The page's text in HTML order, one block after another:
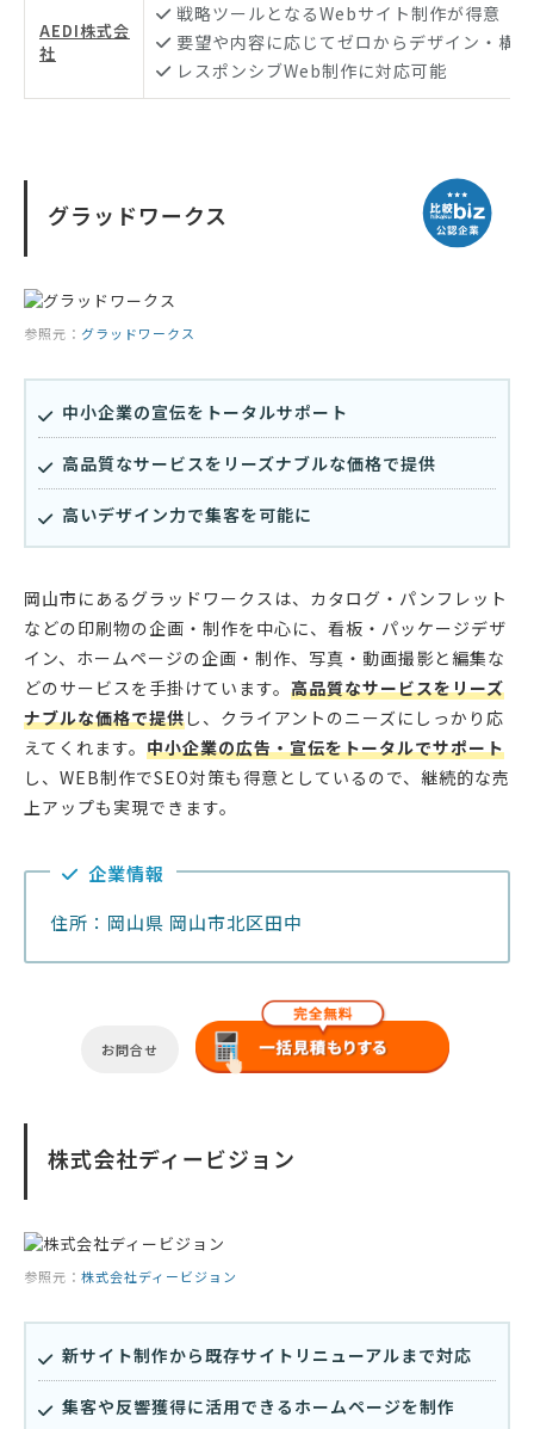
AEDI株式会
社
戦略ツールとなるWebサイト制作が得意
要望や内容に応じてゼロからデザイン・構築
レスポンシブWeb制作に対応可能
グラッドワークス
参照元： グラッドワークス
中小企業の宣伝をトータルサポート
高品質なサービスをリーズナブルな価格で提供
高いデザイン力で集客を可能に
岡山市にあるグラッドワークスは、カタログ・パンフレット
などの印刷物の企画・制作を中心に、看板・パッケージデザ
イン、ホームページの企画・制作、写真・動画撮影と編集な
どのサービスを手掛けています。 高品質なサービスをリーズ
ナブルな価格で提供し、クライアントのニーズにしっかり応
えてくれます。 中小企業の広告・宣伝をトータルでサポート
し、WEB制作でSEO対策も得意としているので、継続的な売
上アップも実現できます。
企業情報
住所：岡山県 岡山市北区田中
お問合せ
株式会社ディービジョン
参照元： 株式会社ディービジョン
新サイト制作から既存サイトリニューアルまで対応
集客や反響獲得に活用できるホームページを制作